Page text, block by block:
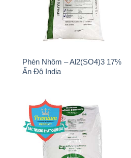
Phèn Nhôm – Al2(SO4)3 17%
Ấn Độ India